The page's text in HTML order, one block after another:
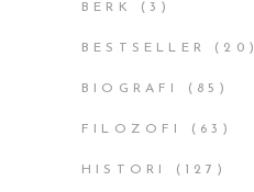
BERK (3)
BESTSELLER (20)
BIOGRAFI (85)
FILOZOFI (63)
HISTORI (127)